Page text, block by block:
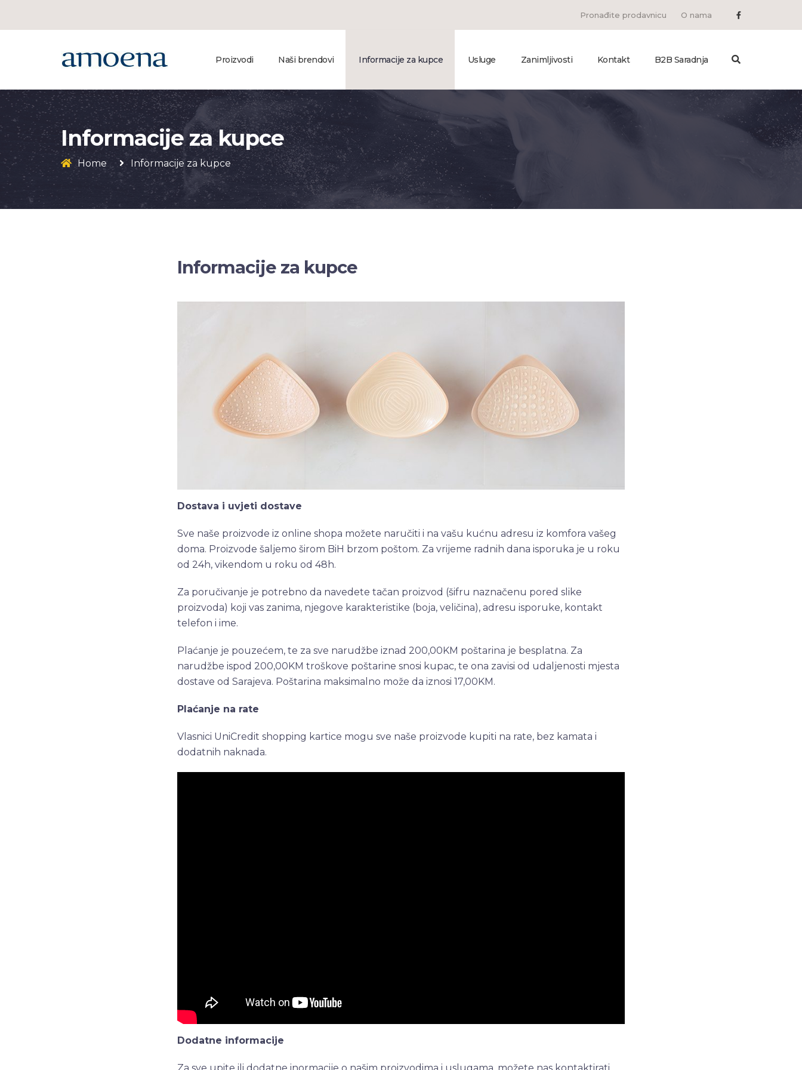
Pronađite prodavnicu O nama
Proizvodi Naši brendovi Informacije za kupce Usluge Zanimljivosti Kontakt B2B Saradnja
Informacije za kupce
Home Informacije za kupce
Informacije za kupce
Dostava i uvjeti dostave
Sve naše proizvode iz online shopa možete naručiti i na vašu kućnu adresu iz komfora vašeg
doma. Proizvode šaljemo širom BiH brzom poštom. Za vrijeme radnih dana isporuka je u roku
od 24h, vikendom u roku od 48h.
Za poručivanje je potrebno da navedete tačan proizvod (šifru naznačenu pored slike
proizvoda) koji vas zanima, njegove karakteristike (boja, veličina), adresu isporuke, kontakt
telefon i ime.
Plaćanje je pouzećem, te za sve narudžbe iznad 200,00KM poštarina je besplatna. Za
narudžbe ispod 200,00KM troškove poštarine snosi kupac, te ona zavisi od udaljenosti mjesta
dostave od Sarajeva. Poštarina maksimalno može da iznosi 17,00KM.
Plaćanje na rate
Vlasnici UniCredit shopping kartice mogu sve naše proizvode kupiti na rate, bez kamata i
dodatnih naknada.
Dodatne informacije